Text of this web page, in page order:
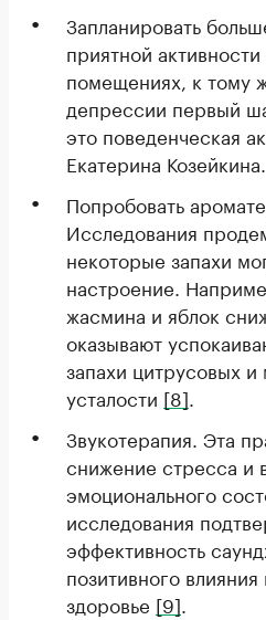
Запланировать
приятной
помещениях, к тому
депрессии первый
это поведенческая
Екатерина Козейкина.
Попробовать
Исследования
некоторые запахи
настроение.
жасмина и яблок
оказывают
запахи цитрусовых
усталости [8]
Звукотерапия. Эта
снижение стресса и
эмоционального
исследования
эффективность
позитивного
здоровье [9]